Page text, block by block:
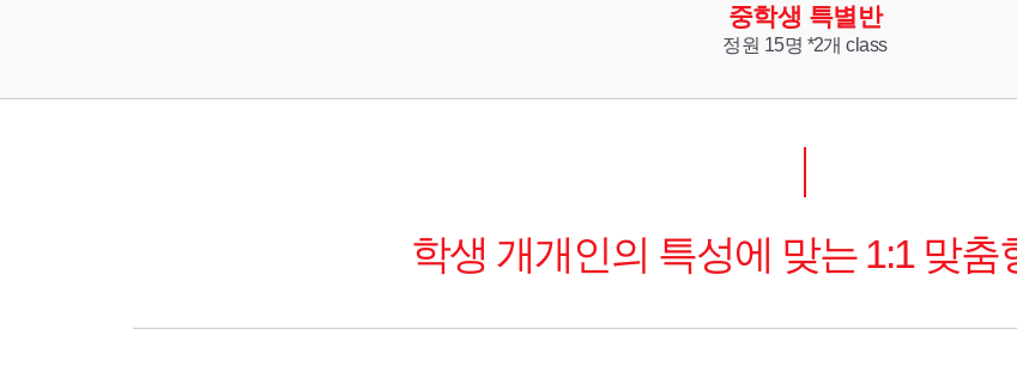
중학생 특별반
정원 15명 *2개 class
학생 개개인의 특성에 맞는 1:1 맞춤